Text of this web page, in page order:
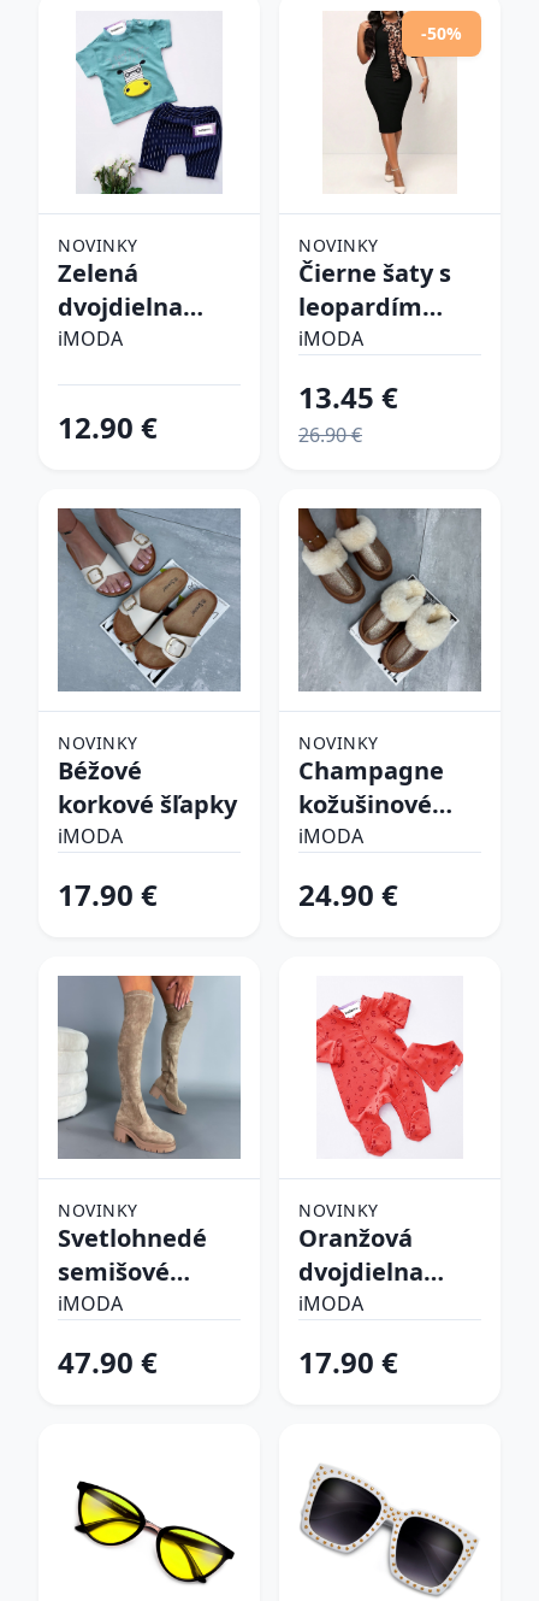
NOVINKY
Zelená
dvojdielna
bavlnená
iMODA
12.90 €
-50%
NOVINKY
Čierne šaty s
leopardím
vzorom
iMODA
13.45 €
26.90 €
NOVINKY
Béžové
korkové šľapky
iMODA
17.90 €
NOVINKY
Champagne
kožušinové
šľapky
iMODA
24.90 €
NOVINKY
Svetlohnedé
semišové
vysoké čižmy
iMODA
47.90 €
NOVINKY
Oranžová
dvojdielna
bavlnená
iMODA
17.90 €